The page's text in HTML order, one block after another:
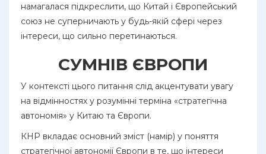
намагалася підкреслити, що Китай і Європейський
союз не суперничають у будь-якій сфері через
інтереси, що сильно перетинаються.
СУМНІВ ЄВРОПИ
У контексті цього питання слід акцентувати увагу
на відмінностях у розумінні терміна «стратегічна
автономія» у Китаю та Європи.
КНР вкладає основний зміст (намір) у поняття
стратегічної автономії Європи в те, що інтереси